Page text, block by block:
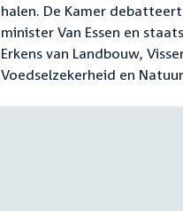
halen. De Kamer
minister Van Essen en
Erkens van Landbouw,
Voedselzekerheid en